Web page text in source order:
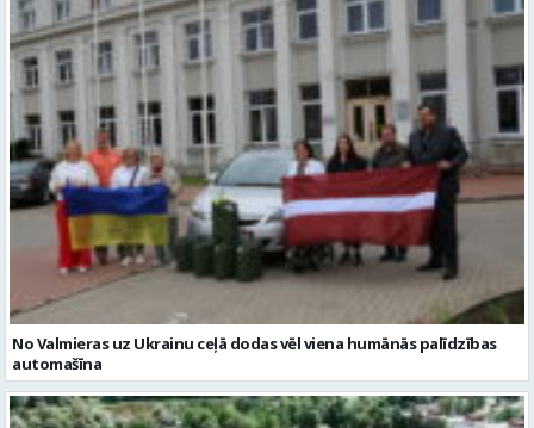
No Valmieras uz Ukrainu ceļā dodas vēl viena humānās palīdzības
automašīna